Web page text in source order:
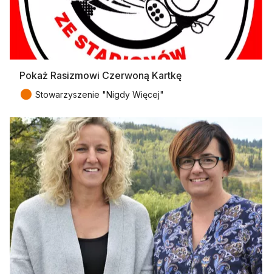
Pokaż Rasizmowi Czerwoną Kartkę
● Stowarzyszenie "Nigdy Więcej"